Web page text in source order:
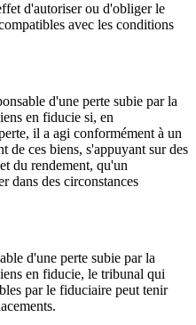
d'autoriser ou d'obliger le
avec les conditions
d'une perte subie par la
en fiducie si, en
il a agi conformément à un
de ces biens, s'appuyant sur des
du rendement, qu'un
dans des circonstances
d'une perte subie par la
en fiducie, le tribunal qui
par le fiduciaire peut tenir